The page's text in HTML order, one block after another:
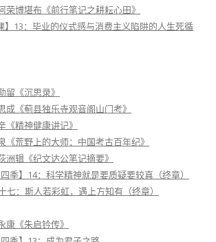
荣博堪布《前行笔记之耕耘心田》
】13：毕业的仪式感与消费主义陷阱的人生死循
留《沉思录》
成《蓟县独乐寺观音阁山门考》
《精神健康讲记》
《荒野上的大师：中国考古百年纪》
洲辑《纪文达公笔记摘要》
季】14：科学精神就是要质疑要较真（终章）
七：斯人若彩虹，遇上方知有（终章）
康《朱启钤传》